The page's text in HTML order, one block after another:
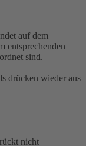
auf dem
entsprechenden
sind.
drücken wieder aus
nicht